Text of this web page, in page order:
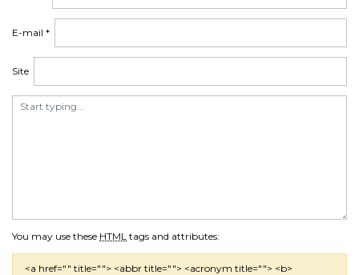
You may use these HTML tags and attributes:
<a href="" title=""> <abbr title=""> <acronym title=""> <b>
E-mail *
Site